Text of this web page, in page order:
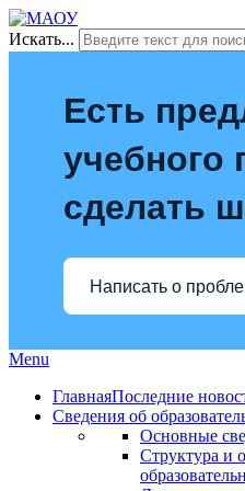
Искать...
Есть
учебного
сделать
Написать о
Menu
ГлавнаяПоследние
Сведения об
Основные
Структура и